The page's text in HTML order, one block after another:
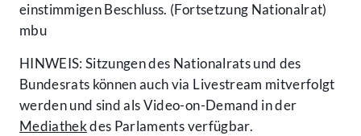
einstimmigen Beschluss. (Fortsetzung Nationalrat)
mbu
HINWEIS: Sitzungen des Nationalrats und des
Bundesrats können auch via Livestream mitverfolgt
werden und sind als Video-on-Demand in der
Mediathekdes Parlaments verfügbar.